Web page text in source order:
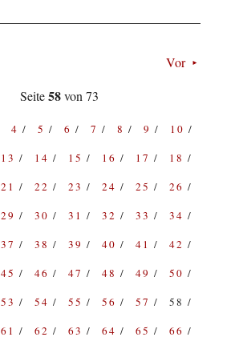
Vor
Seite58von 73
4 5 6 7 8 9
10
13 14 15 16 17
18
21 22 23 24 25
26
29 30 31 32 33
34
37 38 39 40 41
42
45 46 47 48 49
50
53 54 55 56 57
58
61 62 63 64 65 66